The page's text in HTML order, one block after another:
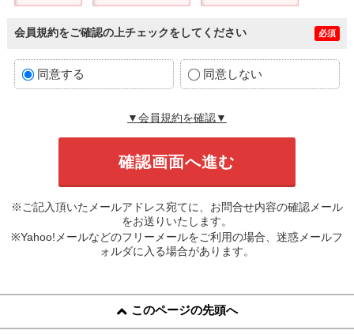
会員規約をご確認の上チェックをしてください 必須
同意する 同意しない
▼会員規約を確認▼
※ご記入頂いたメールアドレス宛てに、お問合せ内容の確認メール
をお送りいたします。
※Yahoo!メールなどのフリーメールをご利用の場合、迷惑メールフ
ォルダに入る場合があります。
このページの先頭へ